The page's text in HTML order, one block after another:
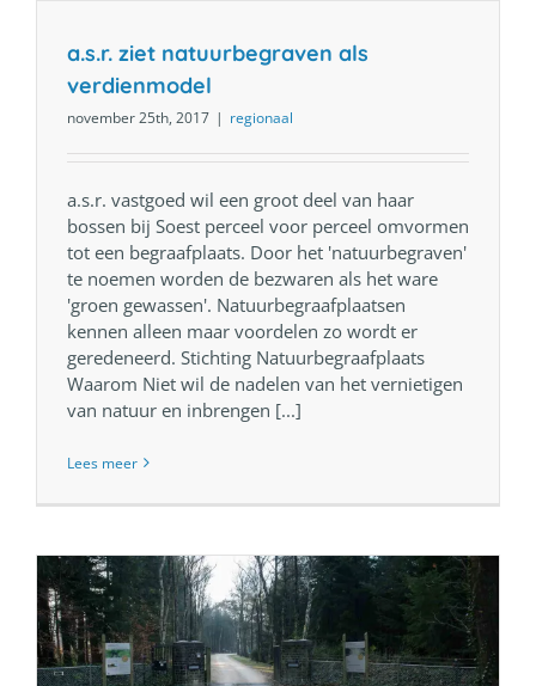
a.s.r. ziet natuurbegraven als
verdienmodel
november 25th, 2017 | regionaal
a.s.r. vastgoed wil een groot deel van haar
bossen bij Soest perceel voor perceel omvormen
tot een begraafplaats. Door het 'natuurbegraven'
te noemen worden de bezwaren als het ware
'groen gewassen'. Natuurbegraafplaatsen
kennen alleen maar voordelen zo wordt er
geredeneerd. Stichting Natuurbegraafplaats
Waarom Niet wil de nadelen van het vernietigen
van natuur en inbrengen [...]
Lees meer